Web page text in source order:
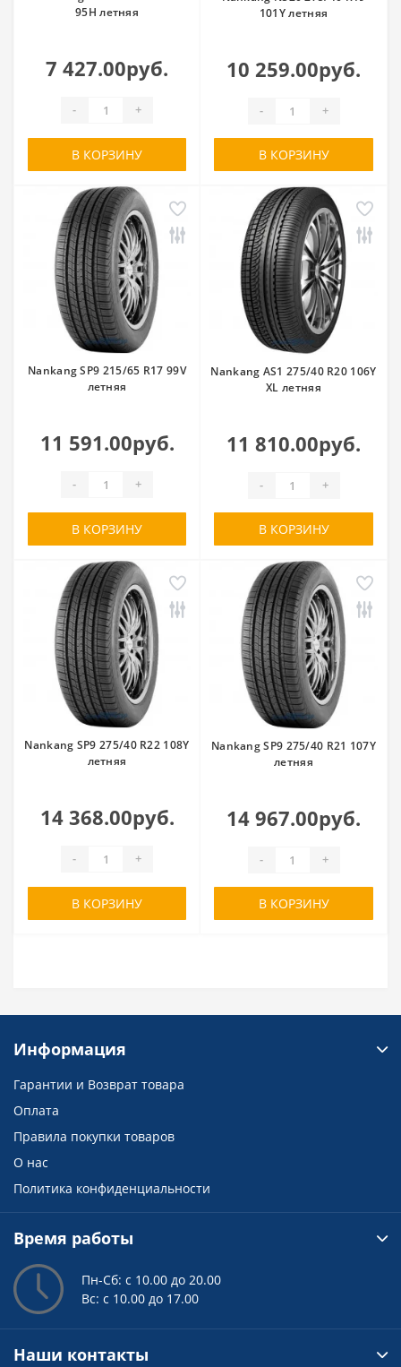
95H летняя
7 427.00руб.
- +
В КОРЗИНУ
101Y летняя
10 259.00руб.
- +
В КОРЗИНУ
Nankang SP9 215/65 R17 99V
летняя
11 591.00руб.
- +
В КОРЗИНУ
Nankang AS1 275/40 R20 106Y
XL летняя
11 810.00руб.
- +
В КОРЗИНУ
Nankang SP9 275/40 R22 108Y
летняя
14 368.00руб.
- +
В КОРЗИНУ
Nankang SP9 275/40 R21 107Y
летняя
14 967.00руб.
- +
В КОРЗИНУ
Информация
Гарантии и Возврат товара
Оплата
Правила покупки товаров
О нас
Политика конфиденциальности
Время работы
Пн-Сб: с 10.00 до 20.00
Вс: с 10.00 до 17.00
Наши контакты